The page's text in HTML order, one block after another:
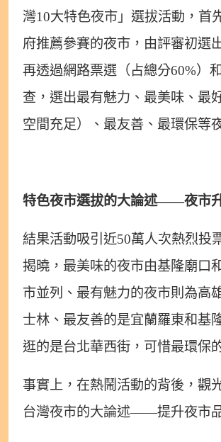
灣10大特色夜市」選拔活動，首
府推薦參賽的夜市，由評審初選
再透過網路票選（占總分60%）
查，選出最有魅力、最美味、最
空間充足）、最友善、最環保等
特色夜市選拔的大論述——夜市
結果活動吸引近50萬人次熱烈投
揭曉，最美味的夜市由基隆廟口
市並列、最有魅力的夜市則為高
士林、最友善的是宜蘭羅東和基
逛的是台北華西街，可惜最環保
事實上，在熱鬧活動的背後，觀
台灣夜市的大論述——提升夜市